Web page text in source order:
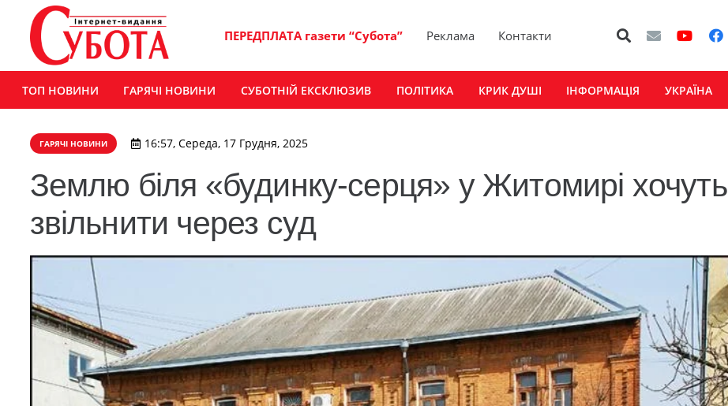
ПЕРЕДПЛАТА газети “Субота” Реклама Контакти
ТОП НОВИНИ ГАРЯЧІ НОВИНИ СУБОТНІЙ ЕКСКЛЮЗИВ ПОЛІТИКА КРИК ДУШІ ІНФОРМАЦІЯ УКРАЇНА
ГАРЯЧІ НОВИНИ 16:57, Середа, 17 Грудня, 2025
Землю біля «будинку-серця» у Житомирі хочуть
звільнити через суд